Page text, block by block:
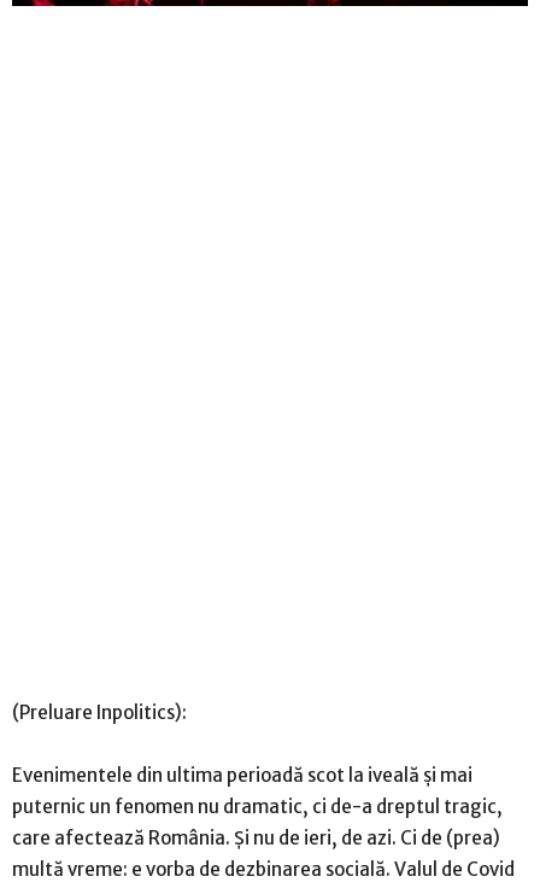
(Preluare Inpolitics):
Evenimentele din ultima perioadă scot la iveală și mai
puternic un fenomen nu dramatic, ci de-a dreptul tragic,
care afectează România. Și nu de ieri, de azi. Ci de (prea)
multă vreme: e vorba de dezbinarea socială. Valul de Covid